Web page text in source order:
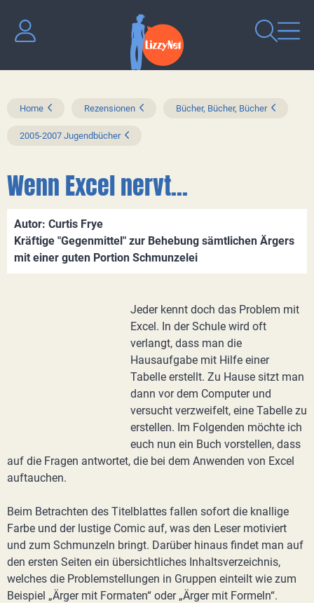
Home Rezensionen Bücher, Bücher, Bücher
2005-2007 Jugendbücher
Wenn Excel nervt...
Autor: Curtis Frye
Kräftige "Gegenmittel" zur Behebung sämtlichen Ärgers
mit einer guten Portion Schmunzelei
Jeder kennt doch das Problem mit
Excel. In der Schule wird oft
verlangt, dass man die
Hausaufgabe mit Hilfe einer
Tabelle erstellt. Zu Hause sitzt man
dann vor dem Computer und
versucht verzweifelt, eine Tabelle zu
erstellen. Im Folgenden möchte ich
euch nun ein Buch vorstellen, dass
auf die Fragen antwortet, die bei dem Anwenden von Excel
auftauchen.
Beim Betrachten des Titelblattes fallen sofort die knallige
Farbe und der lustige Comic auf, was den Leser motiviert
und zum Schmunzeln bringt. Darüber hinaus findet man auf
den ersten Seiten ein übersichtliches Inhaltsverzeichnis,
welches die Problemstellungen in Gruppen einteilt wie zum
Beispiel „Ärger mit Formaten“ oder „Ärger mit Formeln“.